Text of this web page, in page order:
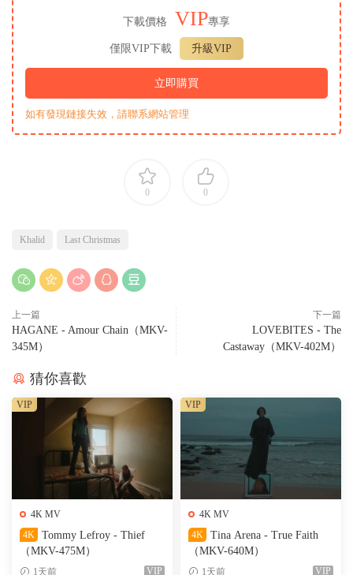
下載價格 VIP專享
僅限VIP下載 升級VIP
立即購買
如有發現鏈接失效，請聯系網站管理
0 0
Khalid Last Christmas
上一篇
HAGANE - Amour Chain（MKV-
345M）
下一篇
LOVEBITES - The
Castaway（MKV-402M）
猜你喜歡
4K MV
4K
Tommy Lefroy - Thief
（MKV-475M）
1天前 VIP
VIP
4K MV
4K
Tina Arena - True Faith
（MKV-640M）
1天前 VIP
VIP